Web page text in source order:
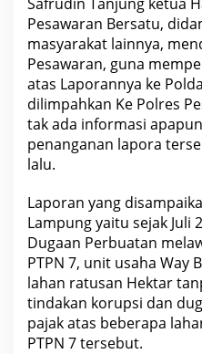
K
e
P
o
l
r
e
s
e
s
a
r
a
n
Pesawaran Bersatu,
masyarakat lainnya,
Pesawaran, guna
atas Laporannya ke
dilimpahkan Ke Polres
tak ada informasi
penanganan lapora
lalu.
Laporan yang
Lampung yaitu sejak Juli
Dugaan Perbuatan
PTPN 7, unit usaha Way
lahan ratusan Hektar
tindakan korupsi dan
pajak atas beberapa
PTPN 7 tersebut.